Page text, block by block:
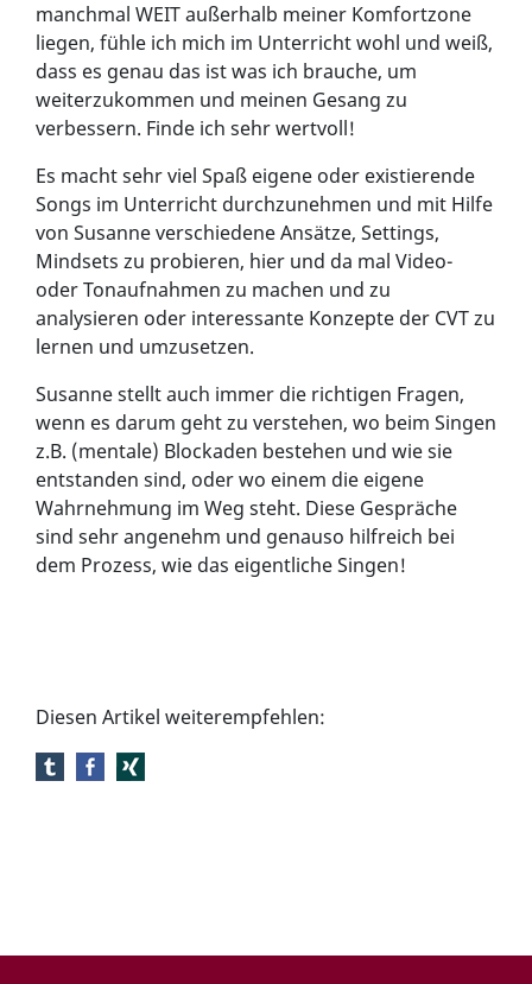
manchmal WEIT außerhalb meiner Komfortzone
liegen, fühle ich mich im Unterricht wohl und weiß,
dass es genau das ist was ich brauche, um
weiterzukommen und meinen Gesang zu
verbessern. Finde ich sehr wertvoll!
Es macht sehr viel Spaß eigene oder existierende
Songs im Unterricht durchzunehmen und mit Hilfe
von Susanne verschiedene Ansätze, Settings,
Mindsets zu probieren, hier und da mal Video-
oder Tonaufnahmen zu machen und zu
analysieren oder interessante Konzepte der CVT zu
lernen und umzusetzen.
Susanne stellt auch immer die richtigen Fragen,
wenn es darum geht zu verstehen, wo beim Singen
z.B. (mentale) Blockaden bestehen und wie sie
entstanden sind, oder wo einem die eigene
Wahrnehmung im Weg steht. Diese Gespräche
sind sehr angenehm und genauso hilfreich bei
dem Prozess, wie das eigentliche Singen!
Diesen Artikel weiterempfehlen: